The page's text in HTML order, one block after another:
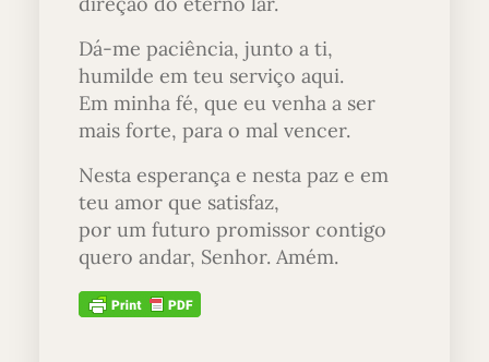
Dá-me paciência, junto a ti,
humilde em teu serviço aqui.
Em minha fé, que eu venha a ser
mais forte, para o mal vencer.
Nesta esperança e nesta paz e em
teu amor que satisfaz,
por um futuro promissor contigo
quero andar, Senhor. Amém.